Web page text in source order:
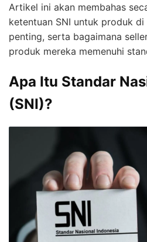
Artikel ini akan membahas
ketentuan SNI untuk produk di
penting, serta bagaimana
produk mereka memenuhi
Apa Itu Standar
(SNI)?